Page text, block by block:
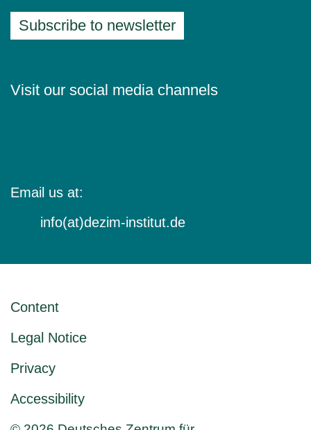
Subscribe to newsletter
Visit our social media channels
Email us at:
info(at)dezim-institut.de
Content
Legal Notice
Privacy
Accessibility